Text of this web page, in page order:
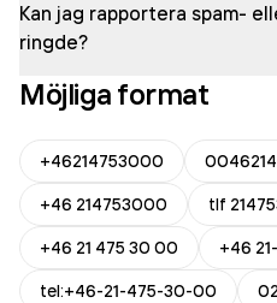
Kan jag rapportera spam-
ringde?
Möjliga format
+46214753000
+46 214753000
tlf
+46 21 475 30 00
+46
tel:+46-21-475-30-00